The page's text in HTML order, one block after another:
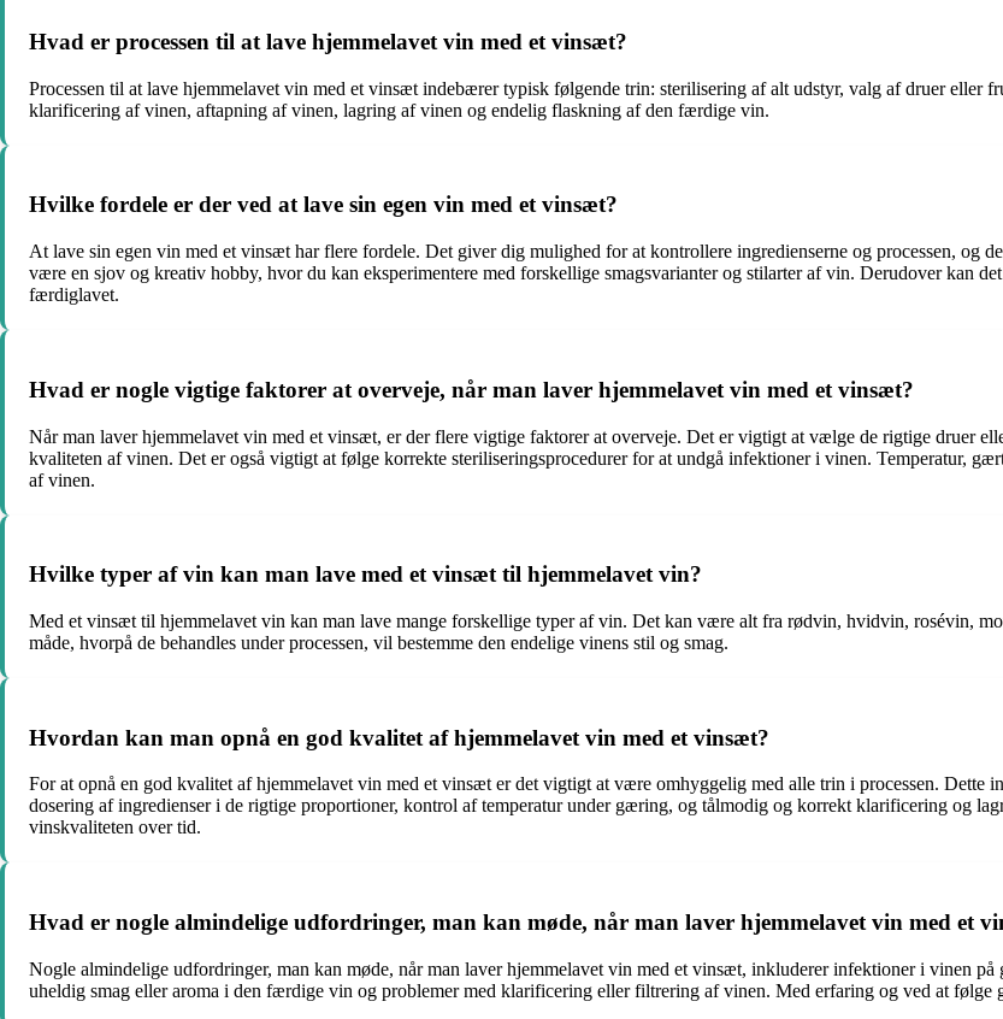
Hvad er processen til at lave hjemmelavet vin med et vinsæt?
Processen til at lave hjemmelavet vin med et vinsæt indebærer typisk følgende trin: sterilisering af alt udstyr, valg af druer
klarificering af vinen, aftapning af vinen, lagring af vinen og endelig flaskning af den færdige vin.
Hvilke fordele er der ved at lave sin egen vin med et vinsæt?
At lave sin egen vin med et vinsæt har flere fordele. Det giver dig mulighed for at kontrollere ingredienserne og processen, og
være en sjov og kreativ hobby, hvor du kan eksperimentere med forskellige smagsvarianter og stilarter af vin. Derudover kan
færdiglavet.
Hvad er nogle vigtige faktorer at overveje, når man laver hjemmelavet vin med et vinsæt?
Når man laver hjemmelavet vin med et vinsæt, er der flere vigtige faktorer at overveje. Det er vigtigt at vælge de rigtige druer
kvaliteten af ​​vinen. Det er også vigtigt at følge korrekte steriliseringsprocedurer for at undgå infektioner i vinen. Temperatur,
af vinen.
Hvilke typer af vin kan man lave med et vinsæt til hjemmelavet vin?
Med et vinsæt til hjemmelavet vin kan man lave mange forskellige typer af vin. Det kan være alt fra rødvin, hvidvin, rosévin,
måde, hvorpå de behandles under processen, vil bestemme den endelige vinens stil og smag.
Hvordan kan man opnå en god kvalitet af hjemmelavet vin med et vinsæt?
For at opnå en god kvalitet af hjemmelavet vin med et vinsæt er det vigtigt at være omhyggelig med alle trin i processen. Dette
dosering af ingredienser i de rigtige proportioner, kontrol af temperatur under gæring, og tålmodig og korrekt klarificering og
vinskvaliteten over tid.
Hvad er nogle almindelige udfordringer, man kan møde, når man laver hjemmelavet vin med et
Nogle almindelige udfordringer, man kan møde, når man laver hjemmelavet vin med et vinsæt, inkluderer infektioner i vinen
uheldig smag eller aroma i den færdige vin og problemer med klarificering eller filtrering af vinen. Med erfaring og ved at følge